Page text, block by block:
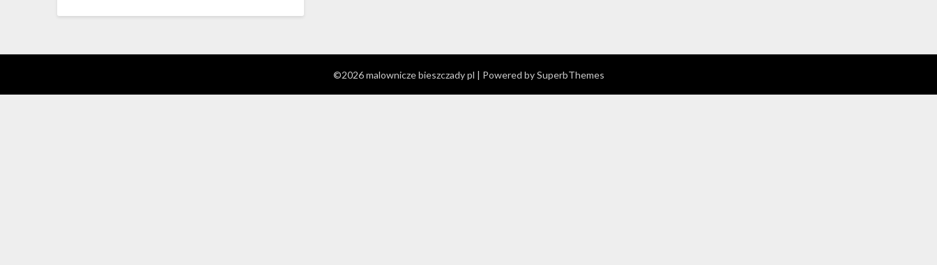
©2026 malownicze bieszczady pl | Powered bySuperbThemes